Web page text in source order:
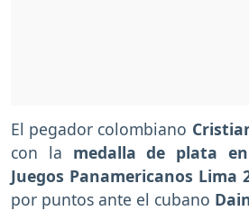
El pegador colombiano
con la medalla de plata
Juegos Panamericanos Lima
por puntos ante el cubano